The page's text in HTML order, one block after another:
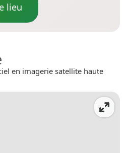
lieu
en imagerie satellite haute